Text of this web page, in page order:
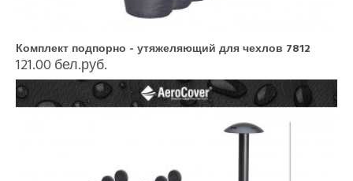
Комплект подпорно - утяжеляющий для чехлов 7812
121.00 бел.руб.